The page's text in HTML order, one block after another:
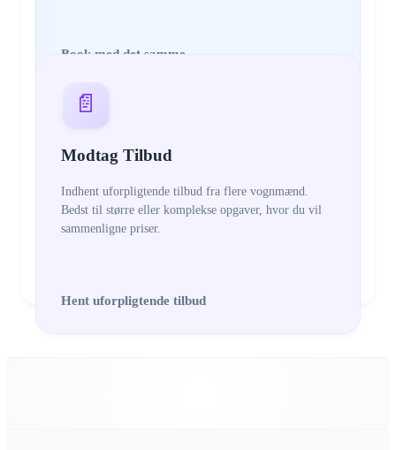
Book med det samme
📄
Modtag Tilbud
Indhent uforpligtende tilbud fra flere vognmænd.
Bedst til større eller komplekse opgaver, hvor du vil
sammenligne priser.
Hent uforpligtende tilbud